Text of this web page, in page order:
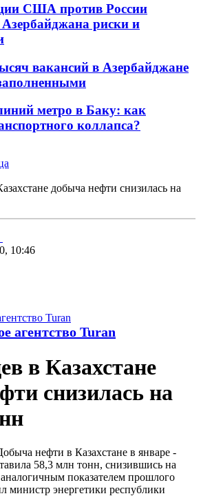
США против России
риски и
вакансий в Азербайджане
метро в Баку: как
коллапса?
добыча нефти снизилась на
10:46
агентство Turan
в Казахстане
снизилась на
нефти в Казахстане в январе -
58,3 млн тонн, снизившись на
показателем прошлого
министр энергетики республики